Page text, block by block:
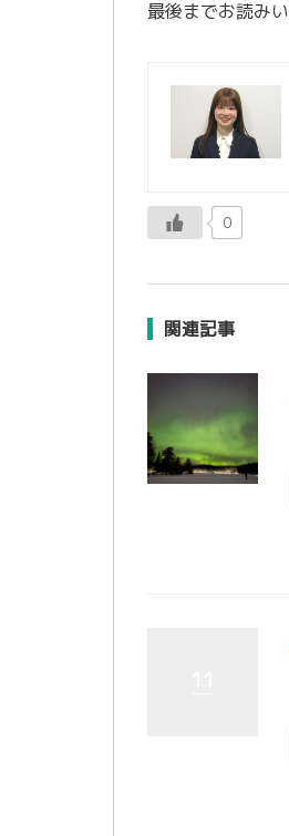
最後までお読み
0
関連記事